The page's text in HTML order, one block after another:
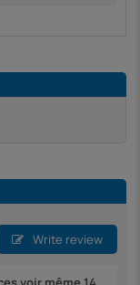
Write review